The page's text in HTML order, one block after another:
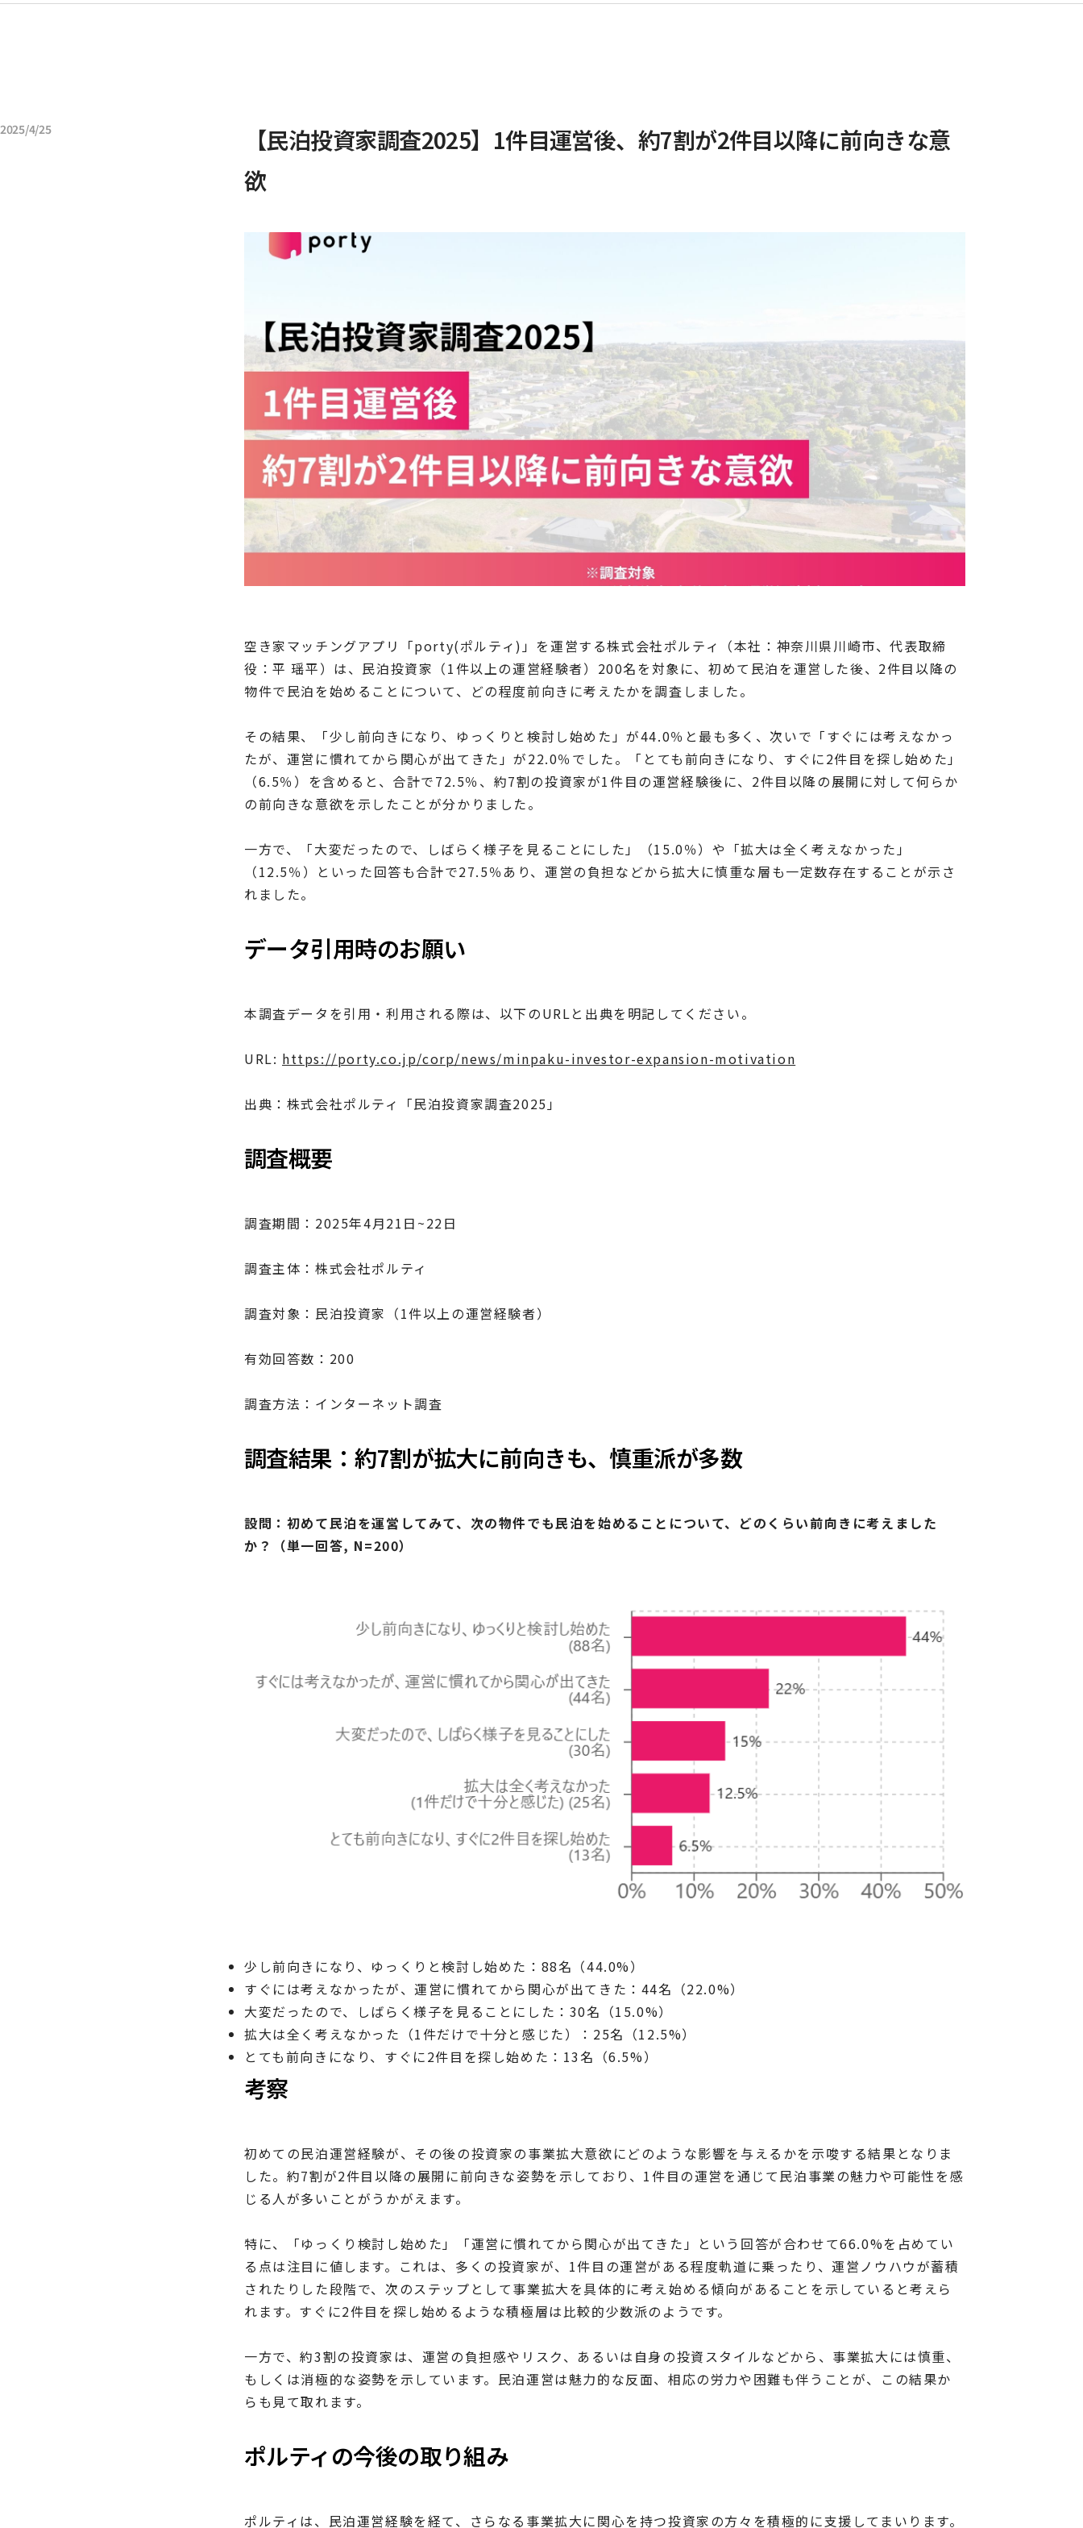
2025/4/25
【民泊投資家調査2025】1件目運営後、約7割が2件目以降に前向きな意
欲
空き家マッチングアプリ「porty(ポルティ)」を運営する株式会社ポルティ（本社：神奈川県川崎市、代表取締
役：平 瑶平）は、民泊投資家（1件以上の運営経験者）200名を対象に、初めて民泊を運営した後、2件目以降の
物件で民泊を始めることについて、どの程度前向きに考えたかを調査しました。
その結果、「少し前向きになり、ゆっくりと検討し始めた」が44.0％と最も多く、次いで「すぐには考えなかっ
たが、運営に慣れてから関心が出てきた」が22.0％でした。「とても前向きになり、すぐに2件目を探し始めた」
（6.5％）を含めると、合計で72.5％、約7割の投資家が1件目の運営経験後に、2件目以降の展開に対して何らか
の前向きな意欲を示したことが分かりました。
一方で、「大変だったので、しばらく様子を見ることにした」（15.0％）や「拡大は全く考えなかった」
（12.5％）といった回答も合計で27.5％あり、運営の負担などから拡大に慎重な層も一定数存在することが示さ
れました。
データ引用時のお願い
本調査データを引用・利用される際は、以下のURLと出典を明記してください。
URL: https://porty.co.jp/corp/news/minpaku-investor-expansion-motivation
出典：株式会社ポルティ「民泊投資家調査2025」
調査概要
調査期間：2025年4月21日~22日
調査主体：株式会社ポルティ
調査対象：民泊投資家（1件以上の運営経験者）
有効回答数：200
調査方法：インターネット調査
調査結果：約7割が拡大に前向きも、慎重派が多数
設問：初めて民泊を運営してみて、次の物件でも民泊を始めることについて、どのくらい前向きに考えました
か？（単一回答, N=200）
少し前向きになり、ゆっくりと検討し始めた：88名（44.0%）
すぐには考えなかったが、運営に慣れてから関心が出てきた：44名（22.0%）
大変だったので、しばらく様子を見ることにした：30名（15.0%）
拡大は全く考えなかった（1件だけで十分と感じた）：25名（12.5%）
とても前向きになり、すぐに2件目を探し始めた：13名（6.5%）
考察
初めての民泊運営経験が、その後の投資家の事業拡大意欲にどのような影響を与えるかを示唆する結果となりま
した。約7割が2件目以降の展開に前向きな姿勢を示しており、1件目の運営を通じて民泊事業の魅力や可能性を感
じる人が多いことがうかがえます。
特に、「ゆっくり検討し始めた」「運営に慣れてから関心が出てきた」という回答が合わせて66.0%を占めてい
る点は注目に値します。これは、多くの投資家が、1件目の運営がある程度軌道に乗ったり、運営ノウハウが蓄積
されたりした段階で、次のステップとして事業拡大を具体的に考え始める傾向があることを示していると考えら
れます。すぐに2件目を探し始めるような積極層は比較的少数派のようです。
一方で、約3割の投資家は、運営の負担感やリスク、あるいは自身の投資スタイルなどから、事業拡大には慎重、
もしくは消極的な姿勢を示しています。民泊運営は魅力的な反面、相応の労力や困難も伴うことが、この結果か
らも見て取れます。
ポルティの今後の取り組み
ポルティは、民泊運営経験を経て、さらなる事業拡大に関心を持つ投資家の方々を積極的に支援してまいります。